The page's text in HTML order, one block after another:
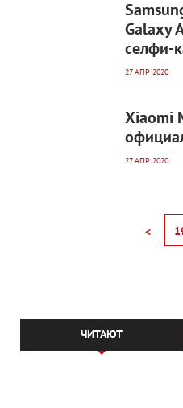
Galaxy
селфи-
27 АПР 2020
Xiaomi
27 АПР 2020
<
ЧИТАЮТ